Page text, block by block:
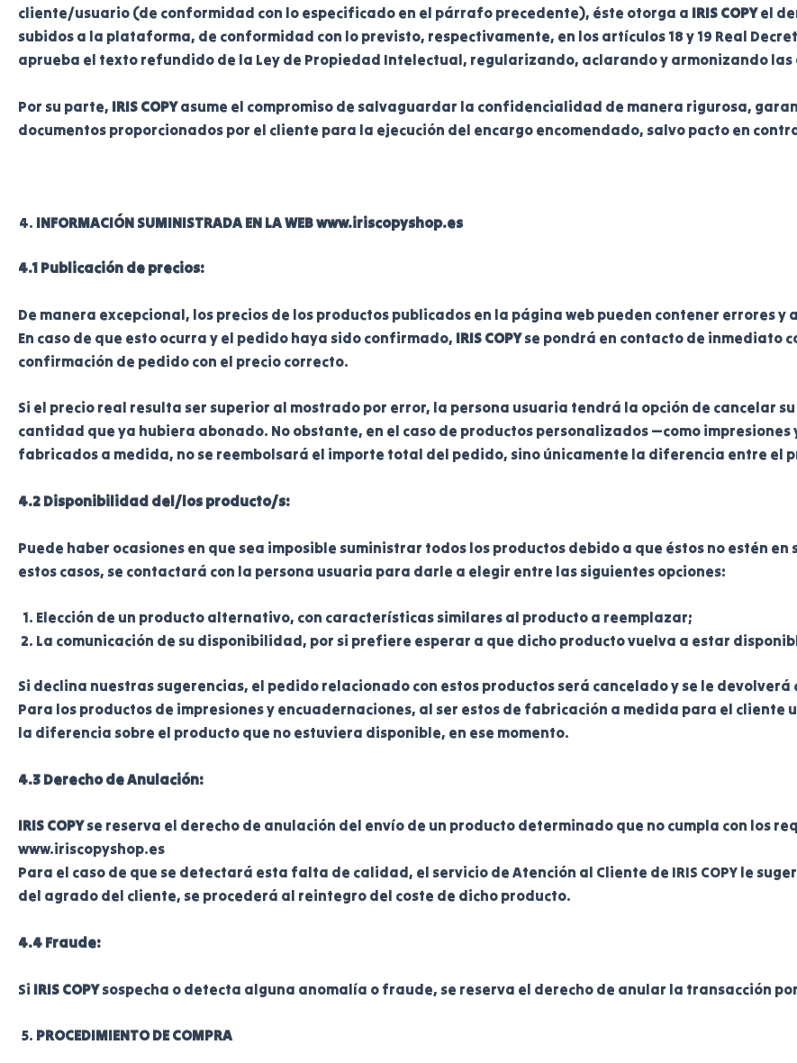
cliente/usuario (de conformidad con lo especificado en el párrafo precedente), éste otorga a IRIS COPYel
subidos a la plataforma, de conformidad con lo previsto, respectivamente, en los artículos 18 y 19 Real
aprueba el texto refundido de la Ley de Propiedad Intelectual, regularizando, aclarando y armonizando
Por su parte, IRIS COPYasume el compromiso de salvaguardar la confidencialidad de manera rigurosa,
documentos proporcionados por el cliente para la ejecución del encargo encomendado, salvo pacto en
INFORMACIÓN SUMINISTRADA EN LA WEB www.iriscopyshop.es
4.1 Publicación de precios:
De manera excepcional, los precios de los productos publicados en la página web pueden contener errores
En caso de que esto ocurra y el pedido haya sido confirmado, IRIS COPYse pondrá en contacto de inmediato
confirmación de pedido con el precio correcto.
Si el precio real resulta ser superior al mostrado por error, la persona usuaria tendrá la opción de cancelar
cantidad que ya hubiera abonado. No obstante, en el caso de productos personalizados —como
fabricados a medida, no se reembolsará el importe total del pedido, sino únicamente la diferencia entre el
4.2 Disponibilidad del/los producto/s:
Puede haber ocasiones en que sea imposible suministrar todos los productos debido a que éstos no estén en
estos casos, se contactará con la persona usuaria para darle a elegir entre las siguientes opciones:
Elección de un producto alternativo, con características similares al producto a reemplazar;
La comunicación de su disponibilidad, por si prefiere esperar a que dicho producto vuelva a estar
Si declina nuestras sugerencias, el pedido relacionado con estos productos será cancelado y se le
Para los productos de impresiones y encuadernaciones, al ser estos de fabricación a medida para el
la diferencia sobre el producto que no estuviera disponible, en ese momento.
4.3 Derecho de Anulación:
IRIS COPYse reserva el derecho de anulación del envío de un producto determinado que no cumpla con los
www.iriscopyshop.es
Para el caso de que se detectará esta falta de calidad, el servicio de Atención al Cliente de IRIS COPY le
del agrado del cliente, se procederá al reintegro del coste de dicho producto.
4.4 Fraude:
Si IRIS COPYsospecha o detecta alguna anomalía o fraude, se reserva el derecho de anular la transacción
PROCEDIMIENTO DE COMPRA